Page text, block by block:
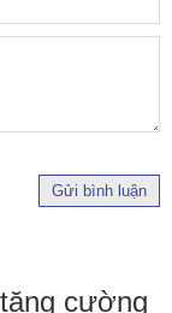
Gửi bình luận
cường